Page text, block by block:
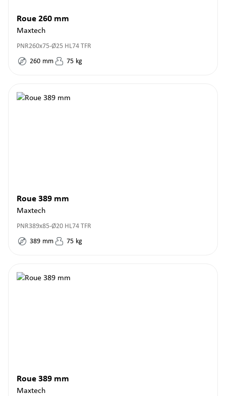
Roue 260 mm
Maxtech
PNR260x75-Ø25 HL74 TFR
260 mm 75 kg
Roue 389 mm
Maxtech
PNR389x85-Ø20 HL74 TFR
389 mm 75 kg
Roue 389 mm
Maxtech